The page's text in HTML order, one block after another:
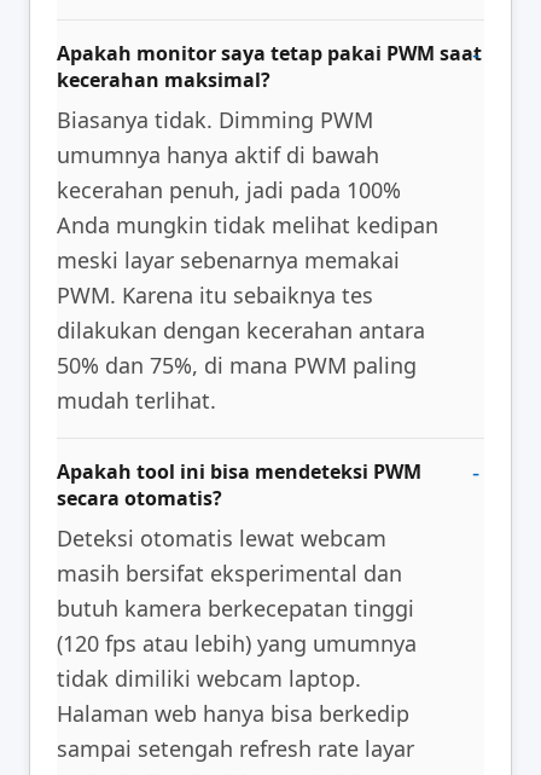
Apakah monitor saya tetap pakai PWM saat
kecerahan maksimal?
Biasanya tidak. Dimming PWM
umumnya hanya aktif di bawah
kecerahan penuh, jadi pada 100%
Anda mungkin tidak melihat kedipan
meski layar sebenarnya memakai
PWM. Karena itu sebaiknya tes
dilakukan dengan kecerahan antara
50% dan 75%, di mana PWM paling
mudah terlihat.
Apakah tool ini bisa mendeteksi PWM
secara otomatis?
Deteksi otomatis lewat webcam
masih bersifat eksperimental dan
butuh kamera berkecepatan tinggi
(120 fps atau lebih) yang umumnya
tidak dimiliki webcam laptop.
Halaman web hanya bisa berkedip
sampai setengah refresh rate layar